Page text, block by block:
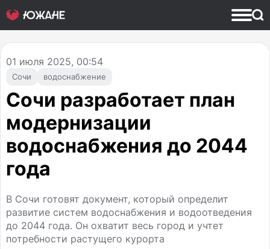
Сочи водоснабжение
01 июля 2025, 00:54
Сочи разработает план
модернизации
водоснабжения до 2044
года
В Сочи готовят документ, который определит
развитие систем водоснабжения и водоотведения
до 2044 года. Он охватит весь город и учтет
потребности растущего курорта